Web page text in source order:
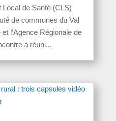
Local de Santé (CLS)
de communes du Val
l’Agence Régionale de
a réuni...